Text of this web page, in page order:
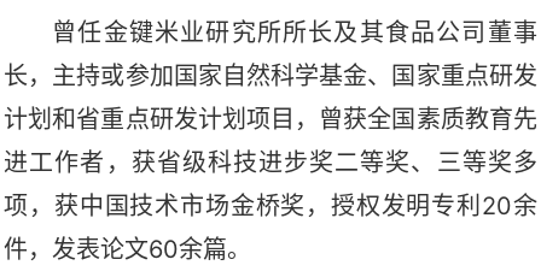
曾任金键米业研究所所长及其食品公司董事
长，主持或参加国家自然科学基金、国家重点研发
计划和省重点研发计划项目，曾获全国素质教育先
进工作者，获省级科技进步奖二等奖、三等奖多
项，获中国技术市场金桥奖，授权发明专利20余
件，发表论文60余篇。